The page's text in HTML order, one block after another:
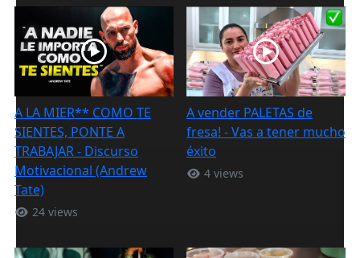
A LA MIER** COMO TE
SIENTES, PONTE A
TRABAJAR - Discurso
Motivacional (Andrew
Tate)
24 views
A vender PALETAS de
fresa! - Vas a tener mucho
éxito
4 views